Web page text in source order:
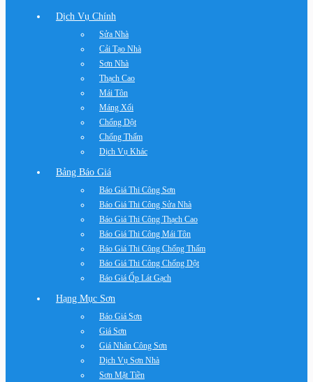
Dịch Vụ Chính
Sửa Nhà
Cải Tạo Nhà
Sơn Nhà
Thạch Cao
Mái Tôn
Máng Xối
Chống Dột
Chống Thấm
Dịch Vụ Khác
Bảng Báo Giá
Báo Giá Thi Công Sơn
Báo Giá Thi Công Sửa Nhà
Báo Giá Thi Công Thạch Cao
Báo Giá Thi Công Mái Tôn
Báo Giá Thi Công Chống Thấm
Báo Giá Thi Công Chống Dột
Báo Giá Ốp Lát Gạch
Hạng Mục Sơn
Báo Giá Sơn
Giá Sơn
Giá Nhân Công Sơn
Dịch Vụ Sơn Nhà
Sơn Mặt Tiền